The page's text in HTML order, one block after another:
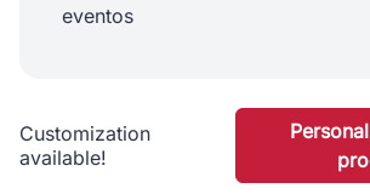
eventos
Customization
available!